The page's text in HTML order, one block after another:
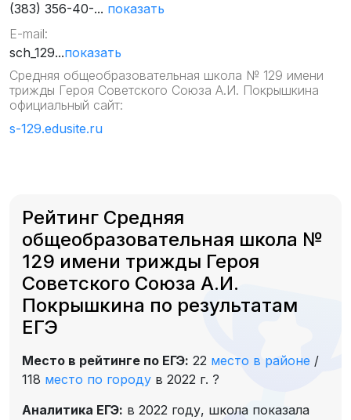
(383) 356-40-... показать
E-mail:
sch_129...показать
Средняя общеобразовательная школа № 129 имени
трижды Героя Советского Союза А.И. Покрышкина
официальный сайт:
s-129.edusite.ru
Рейтинг Средняя
общеобразовательная школа №
129 имени трижды Героя
Советского Союза А.И.
Покрышкина по результатам
ЕГЭ
Место в рейтинге по ЕГЭ: 22 место в районе /
118 место по городу в 2022 г. ?
Аналитика ЕГЭ: в 2022 году, школа показала